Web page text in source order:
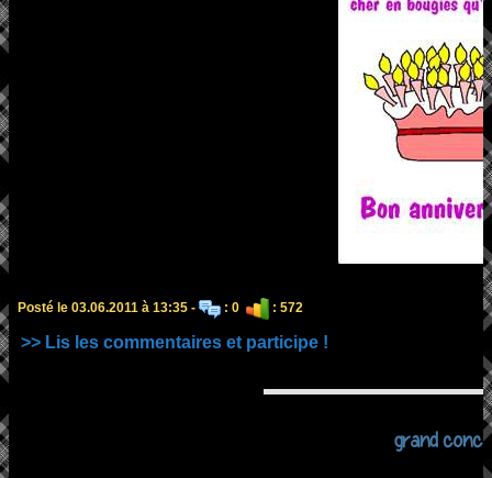
Posté le 03.06.2011 à 13:35 - : 0 : 572
>> Lis les commentaires et participe !
grand